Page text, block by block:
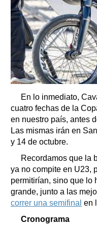
En lo inmediato,
cuatro fechas de la
en nuestro país, antes
Las mismas irán en
y 14 de octubre.
Recordamos que la
ya no compite en U23,
permitirían, sino que lo
grande, junto a las
correr una semifinal en
Cronograma